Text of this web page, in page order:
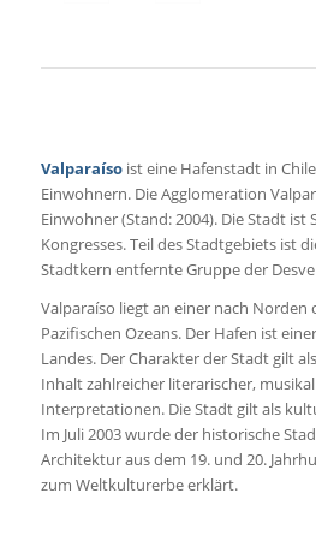
Valparaísoist eine Hafenstadt in
Einwohnern. Die Agglomeration
Einwohner (Stand: 2004). Die Stadt ist
Kongresses. Teil des Stadtgebiets ist
Stadtkern entfernte Gruppe der
Valparaíso liegt an einer nach Norden
Pazifischen Ozeans. Der Hafen ist
Landes. Der Charakter der Stadt gilt
Inhalt zahlreicher literarischer,
Interpretationen. Die Stadt gilt als
Im Juli 2003 wurde der historische
Architektur aus dem 19. und 20.
zum Weltkulturerbe erklärt.